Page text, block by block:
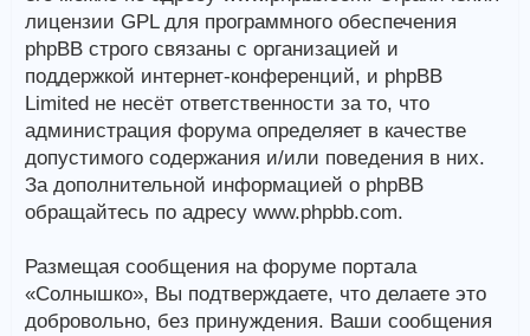
лицензии GPL для программного обеспечения
phpBB строго связаны с организацией и
поддержкой интернет-конференций, и phpBB
Limited не несёт ответственности за то, что
администрация форума определяет в качестве
допустимого содержания и/или поведения в них.
За дополнительной информацией о phpBB
обращайтесь по адресу www.phpbb.com.
Размещая сообщения на форуме портала
«Солнышко», Вы подтверждаете, что делаете это
добровольно, без принуждения. Ваши сообщения